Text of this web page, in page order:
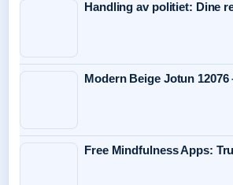
Handling av politiet: Dine
Modern Beige Jotun
Free Mindfulness Apps: